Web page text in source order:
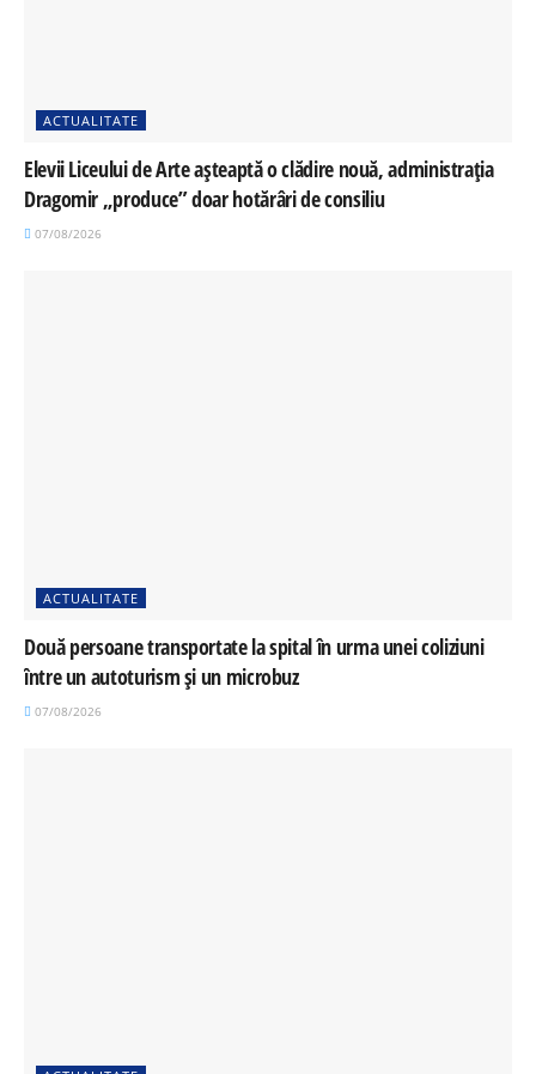
ACTUALITATE
Elevii Liceului de Arte așteaptă o clădire nouă, administrația
Dragomir „produce” doar hotărâri de consiliu
07/08/2026
ACTUALITATE
Două persoane transportate la spital în urma unei coliziuni
între un autoturism și un microbuz
07/08/2026